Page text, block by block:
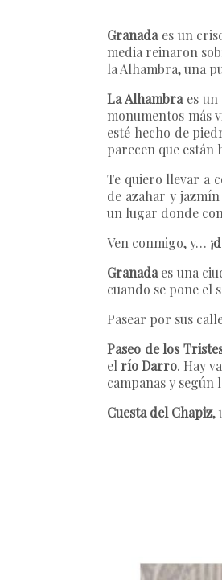
Granadaes un
media reinaron
la Alhambra, una
La Alhambraes un
monumentos más
esté hecho de
parecen que están
Te quiero llevar a
de azahar y
un lugar donde
Ven conmigo, y…
Granadaes una
cuando se pone el
Pasear por sus
Paseo de los
el río Darro. Hay
campanas y
Cuesta del Chapiz,